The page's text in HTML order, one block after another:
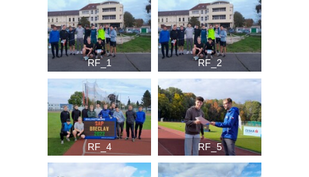
RF_1 RF_2
RF_4 RF_5